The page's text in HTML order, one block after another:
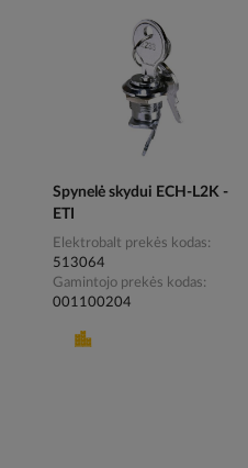
Spynelė skydui ECH-L2K -
ETI
Elektrobalt prekės kodas
513064
Gamintojo prekės kodas
001100204